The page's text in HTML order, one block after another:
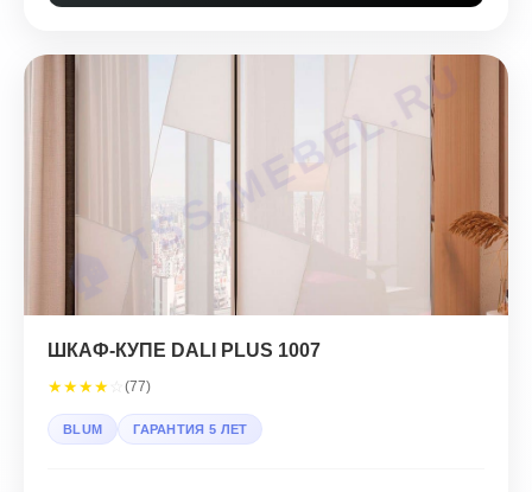
ШКАФ-КУПЕ DALI PLUS 1007
★★★★ (77)
BLUM ГАРАНТИЯ 5 ЛЕТ